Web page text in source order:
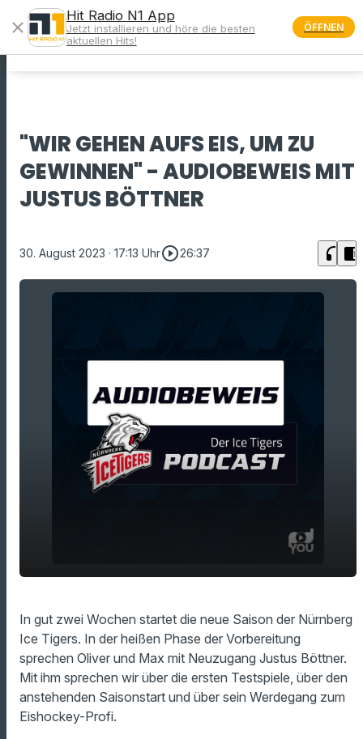
menu
"WIR GEHEN AUFS EIS, UM ZU
GEWINNEN" - AUDIOBEWEIS MIT
JUSTUS BÖTTNER
30. August 2023 · 17:13 Uhrplay_circle_outline26:37 headphones chrome_reader_mode
play_arrow AUDIOBEWEIS mit Justus Böttner
00:00
In gut zwei Wochen startet die neue Saison der Nürnberg
Ice Tigers. In der heißen Phase der Vorbereitung
sprechen Oliver und Max mit Neuzugang Justus Böttner.
Mit ihm sprechen wir über die ersten Testspiele, über den
anstehenden Saisonstart und über sein Werdegang zum
Eishockey-Profi.
close
Hit Radio N1 App
Jetzt installieren und höre die besten
aktuellen Hits!
ÖFFNEN